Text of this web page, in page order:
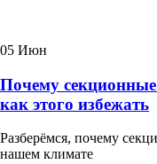
05 Июн
Почему
как этого избежать
Разберёмся, почему
нашем климате